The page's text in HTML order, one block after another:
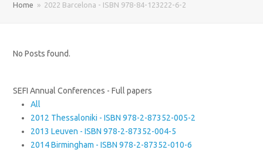
Home » 2022 Barcelona - ISBN 978-84-123222-6-2
No Posts found.
SEFI Annual Conferences - Full papers
All
2012 Thessaloniki - ISBN 978-2-87352-005-2
2013 Leuven - ISBN 978-2-87352-004-5
2014 Birmingham - ISBN 978-2-87352-010-6